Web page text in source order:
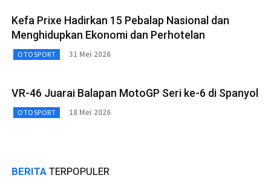
Kefa Prixe Hadirkan 15 Pebalap Nasional dan
Menghidupkan Ekonomi dan Perhotelan
OTOSPORT 31 Mei 2026
VR-46 Juarai Balapan MotoGP Seri ke-6 di Spanyol
OTOSPORT 18 Mei 2026
BERITA TERPOPULER